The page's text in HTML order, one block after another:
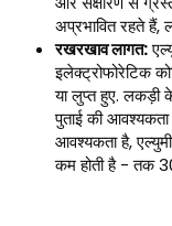
अप्रभावित रहते हैं,
रखरखाव लागत:
इलेक्ट्रोफोरेटिक
या लुप्त हुए. लकड़ी
पुताई की
आवश्यकता है,
कम होती है - तक